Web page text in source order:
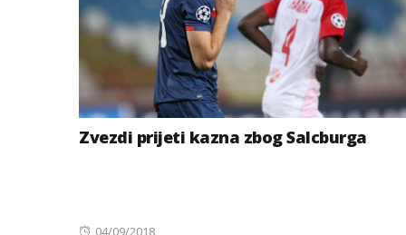
Zvezdi prijeti kazna zbog Salcburga
Posted
04/09/2018